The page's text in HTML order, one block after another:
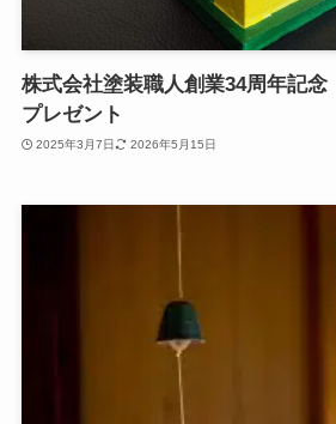
株式会社塗装職人創業34周年記
プレゼント
2025年3月7日 2026年5月15日